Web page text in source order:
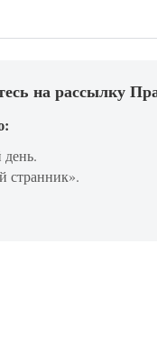
на рассылку
странник».